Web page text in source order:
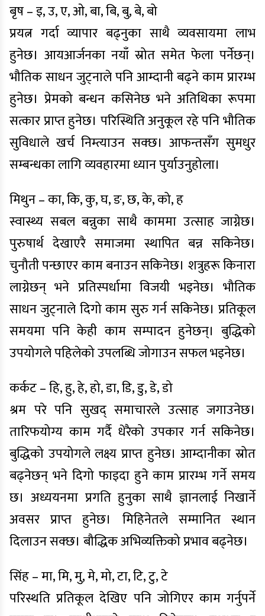
बृष – इ, उ, ए, ओ, बा, बि, बु, बे, बो
प्रयत्न गर्दा व्यापार बढ्नुका साथै व्यवसायमा लाभ
हुनेछ। आयआर्जनका नयाँ स्रोत समेत फेला पर्नेछन्।
भौतिक साधन जुट्नाले पनि आम्दानी बढ्ने काम प्रारम्भ
हुनेछ। प्रेमको बन्धन कसिनेछ भने अतिथिका रूपमा
सत्कार प्राप्त हुनेछ। परिस्थिति अनुकूल रहे पनि भौतिक
सुविधाले खर्च निम्त्याउन सक्छ। आफन्तसँग सुमधुर
सम्बन्धका लागि व्यवहारमा ध्यान पुर्याउनुहोला।
मिथुन – का, कि, कु, घ, ङ, छ, के, को, ह
स्वास्थ्य सबल बन्नुका साथै काममा उत्साह जाग्नेछ।
पुरुषार्थ देखाएरै समाजमा स्थापित बन्न सकिनेछ।
चुनौती पन्छाएर काम बनाउन सकिनेछ। शत्रुहरू किनारा
लाग्नेछन् भने प्रतिस्पर्धामा विजयी भइनेछ। भौतिक
साधन जुट्नाले दिगो काम सुरु गर्न सकिनेछ। प्रतिकूल
समयमा पनि केही काम सम्पादन हुनेछन्। बुद्धिको
उपयोगले पहिलेको उपलब्धि जोगाउन सफल भइनेछ।
कर्कट – हि, हु, हे, हो, डा, डि, डु, डे, डो
श्रम परे पनि सुखद् समाचारले उत्साह जगाउनेछ।
तारिफयोग्य काम गर्दै धेरैको उपकार गर्न सकिनेछ।
बुद्धिको उपयोगले लक्ष्य प्राप्त हुनेछ। आम्दानीका स्रोत
बढ्नेछन् भने दिगो फाइदा हुने काम प्रारम्भ गर्ने समय
छ। अध्ययनमा प्रगति हुनुका साथै ज्ञानलाई निखार्ने
अवसर प्राप्त हुनेछ। मिहिनेतले सम्मानित स्थान
दिलाउन सक्छ। बौद्धिक अभिव्यक्तिको प्रभाव बढ्नेछ।
सिंह – मा, मि, मु, मे, मो, टा, टि, टु, टे
परिस्थति प्रतिकूल देखिए पनि जोगिएर काम गर्नुपर्ने